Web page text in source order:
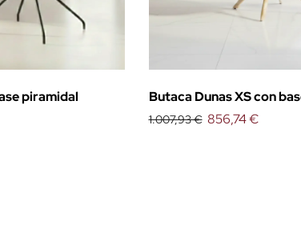
piramidal Butaca Dunas XS con
1.007,93 € 856,74 €